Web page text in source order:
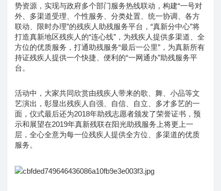
势资源，实现与政府多个部门服务热线联动，构建“一号对
外、多渠道受理、个性服务、分类处置、统一协调、各方
联动、限时办理”的残疾人助残服务平台，“真新分中心”将
打造真新地区残疾人的“连心线”，为残疾人提供多渠道、全
方位的优质服务，打通助残服务“最后一公里”，为真新所有
持证残疾人提供一个快捷、便利的“一网通办”助残服务平
台。
活动中，大家共同欣赏由残疾人带来的歌、舞、小品等文
艺演出，彰显出残疾人自强、自信、自立、多才多艺的一
面，仪式最后还为2018年助残志愿者颁发了荣誉证书，预
示和展望在2019年真新残联在阳光助残服务上将更上一
层，全心全意为每一位残疾人提供全方位、多渠道的优质
服务。